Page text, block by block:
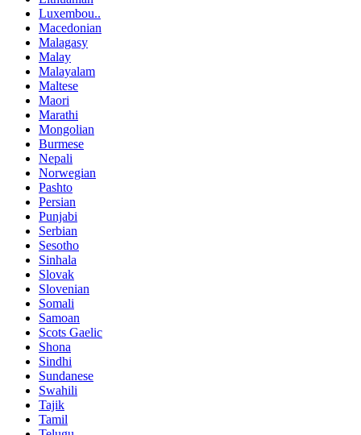
Luxembou..
Macedonian
Malagasy
Malay
Malayalam
Maltese
Maori
Marathi
Mongolian
Burmese
Nepali
Norwegian
Pashto
Persian
Punjabi
Serbian
Sesotho
Sinhala
Slovak
Slovenian
Somali
Samoan
Scots Gaelic
Shona
Sindhi
Sundanese
Swahili
Tajik
Tamil